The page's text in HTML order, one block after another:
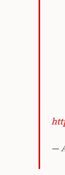
—